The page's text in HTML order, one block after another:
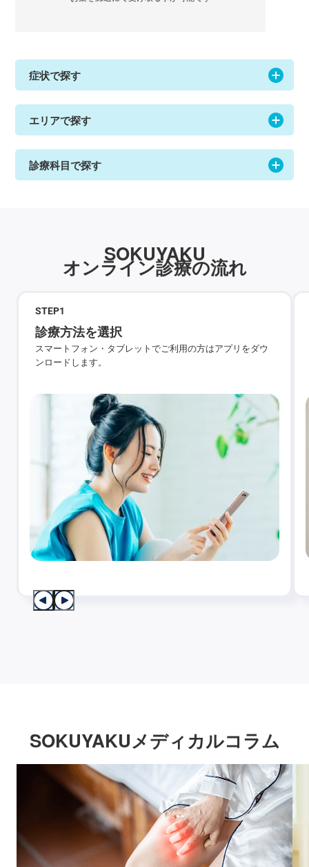
症状で探す
エリアで探す
診療科目で探す
SOKUYAKU
オンライン診療の流れ
STEP1
診療方法を選択
スマートフォン・タブレットでご利用の方はアプリをダウ
ンロードします。
SOKUYAKUメディカルコラム